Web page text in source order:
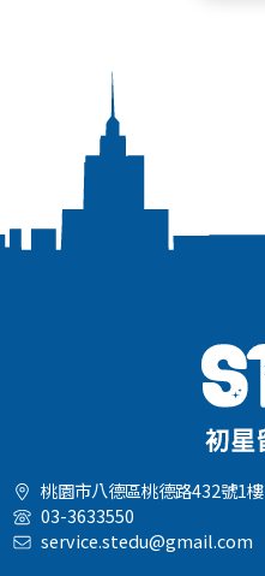
桃園市八德區桃德路432號1樓
03-3633550
service.stedu@gmail.com